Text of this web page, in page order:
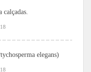
calçadas.
elegans)